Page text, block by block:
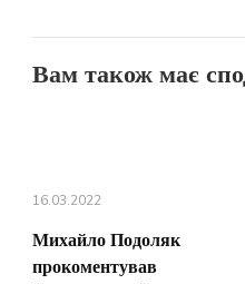
Вам також має
16.03.2022
Михайло Подоляк
прокоментував